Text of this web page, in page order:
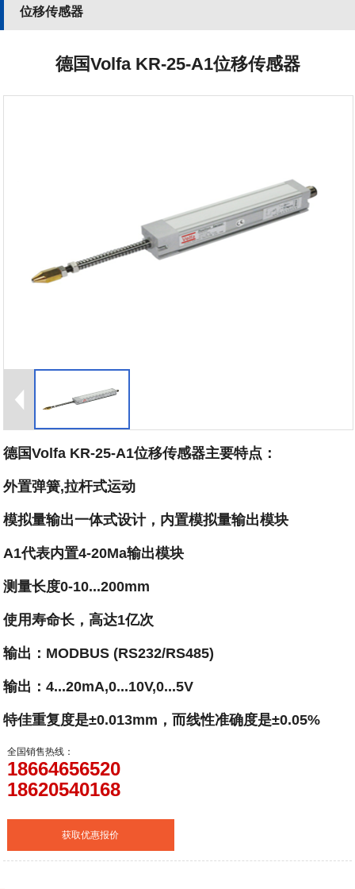
位移传感器
德国Volfa KR-25-A1位移传感器
德国Volfa KR-25-A1位移传感器主要特点：
外置弹簧,拉杆式运动
模拟量输出一体式设计，内置模拟量输出模块
A1代表内置4-20Ma输出模块
测量长度0-10...200mm
使用寿命长，高达1亿次
输出：MODBUS (RS232/RS485)
输出：4...20mA,0...10V,0...5V
特佳重复度是±0.013mm，而线性准确度是±0.05%
全国销售热线：
18664656520
18620540168
获取优惠报价